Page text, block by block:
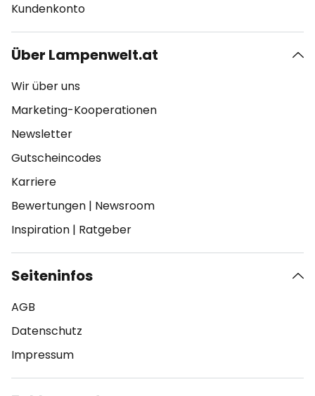
Kundenkonto
Über Lampenwelt.at
Wir über uns
Marketing-Kooperationen
Newsletter
Gutscheincodes
Karriere
Bewertungen | Newsroom
Inspiration | Ratgeber
Seiteninfos
AGB
Datenschutz
Impressum